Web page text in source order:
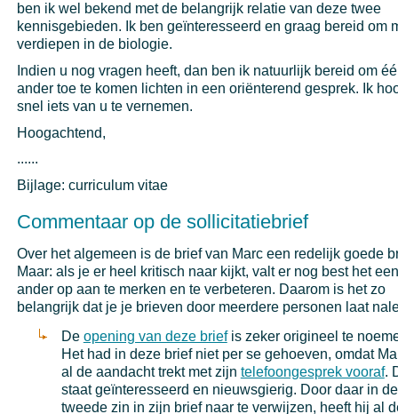
ben ik wel bekend met de belangrijk relatie van deze twee
kennisgebieden. Ik ben geïnteresseerd en graag bereid om
verdiepen in de biologie.
Indien u nog vragen heeft, dan ben ik natuurlijk bereid om
ander toe te komen lichten in een oriënterend gesprek. Ik
snel iets van u te vernemen.
Hoogachtend,
......
Bijlage: curriculum vitae
Commentaar op de sollicitatiebrief
Over het algemeen is de brief van Marc een redelijk goede
Maar: als je er heel kritisch naar kijkt, valt er nog best het
ander op aan te merken en te verbeteren. Daarom is het zo
belangrijk dat je je brieven door meerdere personen laat
De opening van deze briefis zeker origineel te
Het had in deze brief niet per se gehoeven, omdat
al de aandacht trekt met zijn telefoongesprek vooraf.
staat geïnteresseerd en nieuwsgierig. Door daar in de
tweede zin in zijn brief naar te verwijzen, heeft hij al